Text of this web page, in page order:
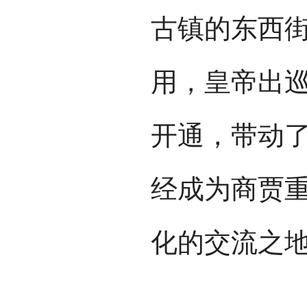
古镇的东西
用，皇帝出
开通，带动
经成为商贾
化的交流之